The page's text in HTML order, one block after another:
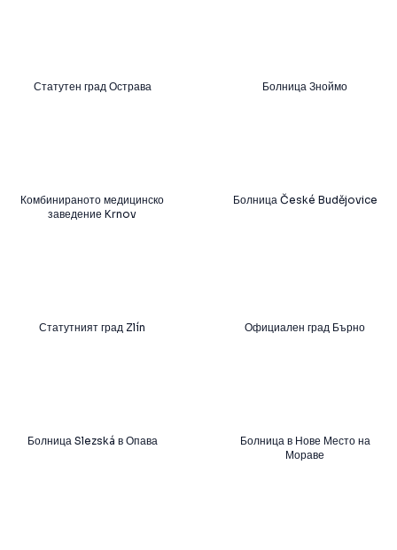
Статутен град Острава Болница Зноймо
Комбинираното медицинско
заведение Krnov
Болница České Budějovice
Статутният град Zlín Официален град Бърно
Болница Slezská в Опава
Болница в Нове Место на
Мораве